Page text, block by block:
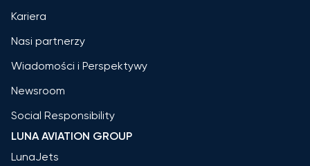
Kariera
Nasi partnerzy
Wiadomości i Perspektywy
Newsroom
Social Responsibility
LUNA AVIATION GROUP
LunaJets